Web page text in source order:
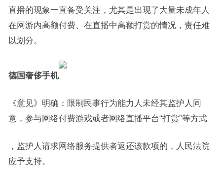
直播的现象一直备受关注，尤其是出现了大量未成年人
在网游内高额付费、在直播中高额打赏的情况，责任难
以划分。
德国奢侈手机
《意见》明确：限制民事行为能力人未经其监护人同
意，参与网络付费游戏或者网络直播平台“打赏”等方式
，监护人请求网络服务提供者返还该款项的，人民法院
应予支持。